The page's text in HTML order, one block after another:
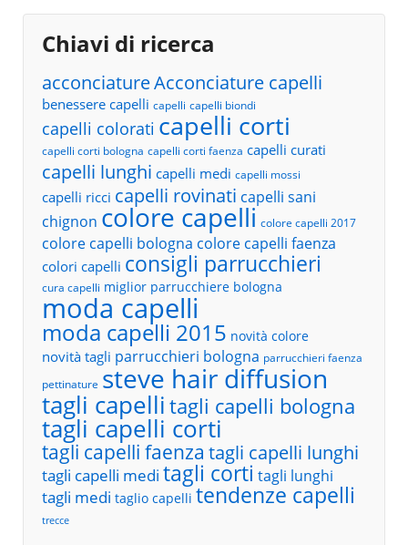
Chiavi di ricerca
acconciatureAcconciature capelli
benessere capelli capelli capelli biondi
capelli colorati capelli corti
capelli corti bologna capelli corti faenza capelli curati
capelli lunghi capelli medi capelli mossi
capelli ricci capelli rovinati capelli sani
chignon colore capelli colore capelli 2017
colore capelli bologna colore capelli faenza
colori capelli consigli parrucchieri
cura capelli miglior parrucchiere bologna
moda capelli
moda capelli 2015 novità colore
novità tagli parrucchieri bologna parrucchieri faenza
pettinature steve hair diffusion
tagli capelli tagli capelli bologna
tagli capelli corti
tagli capelli faenza tagli capelli lunghi
tagli capelli medi tagli corti tagli lunghi
tagli medi taglio capelli tendenze capelli
trecce